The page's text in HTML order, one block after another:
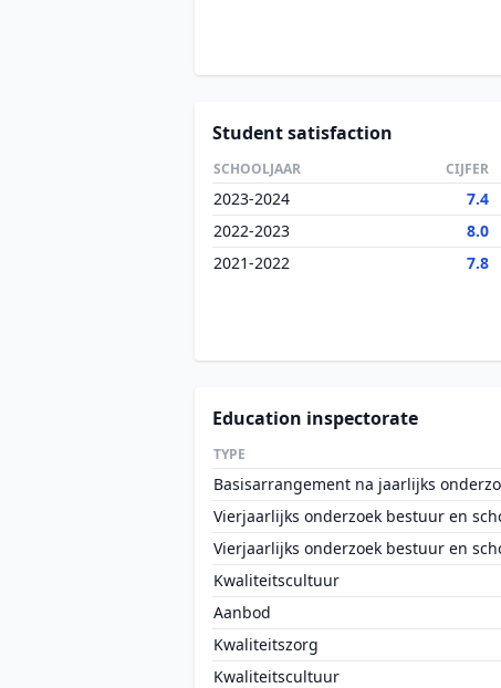
Student satisfaction
SCHOOLJAAR CIJFER
2023-2024 7.4
2022-2023
8.0
2021-2022
7.8
Education inspectorate
TYPE
Basisarrangement na jaarlijks
Vierjaarlijks onderzoek bestuur en
Vierjaarlijks onderzoek bestuur en
Kwaliteitscultuur
Aanbod
Kwaliteitszorg
Kwaliteitscultuur